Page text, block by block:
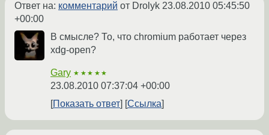
Ответ на: комментарий от Drolyk 23.08.2010 05:45:50
+00:00
В смыcле? То, что chromium работает через
xdg-open?
Gary ★★★★★
23.08.2010 07:37:04 +00:00
Показать ответ
Ссылка